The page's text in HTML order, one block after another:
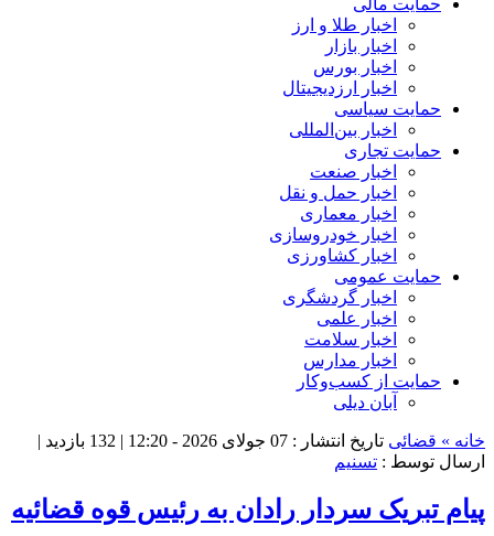
اخبار طلا و ارز
اخبار بازار
اخبار بورس
اخبار ارزدیجیتال
حمایت سیاسی
اخبار بین‌المللی
حمایت تجاری
اخبار صنعت
اخبار حمل و نقل
اخبار معماری
اخبار خودروسازی
اخبار کشاورزی
حمایت عمومی
اخبار گردشگری
اخبار علمی
اخبار سلامت
اخبار مدارس
حمایت از کسب‌وکار
آبان دیلی
خانه » قضائی تاریخ انتشار : 07 جولای 2026 - 12:20 | 132 بازدید
|
ارسال توسط : تسنیم
پیام تبریک سردار رادان به رئیس قوه قضائیه